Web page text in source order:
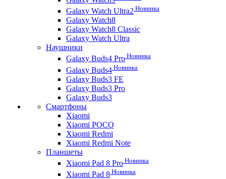
Galaxy Watch Ultra2 Новинка
Galaxy Watch8
Galaxy Watch8 Classic
Galaxy Watch Ultra
Наушники
Galaxy Buds4 Pro Новинка
Galaxy Buds4 Новинка
Galaxy Buds3 FE
Galaxy Buds3 Pro
Galaxy Buds3
Смартфоны
Xiaomi
Xiaomi POCO
Xiaomi Redmi
Xiaomi Redmi Note
Планшеты
Xiaomi Pad 8 Pro Новинка
Xiaomi Pad 8 Новинка